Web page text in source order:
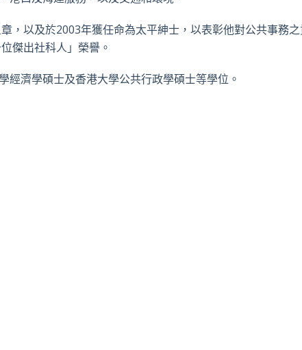
，以及於2003年獲任命為太平紳士，以表彰他對公共事務
傑出社科人」榮譽。
濟學碩士及香港大學公共行政學碩士等學位。